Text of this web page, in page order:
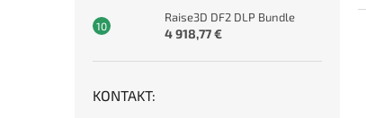
Raise3D DF2 DLP Bundle
4 918,77 €
KONTAKT: